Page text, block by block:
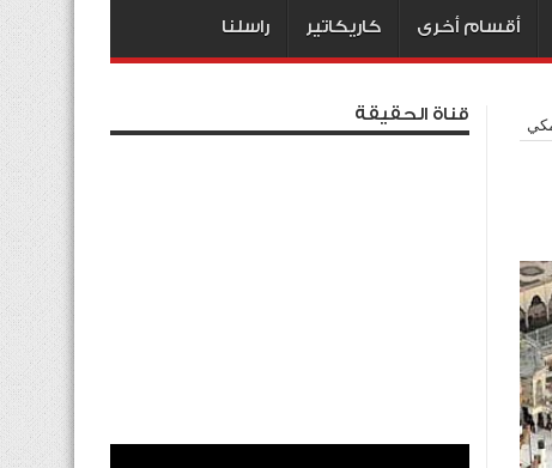
أقسام أخرى كاريكاتير راسلنا
قناة الحقيقة